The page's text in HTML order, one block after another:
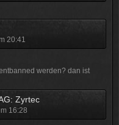
20:41
werden? dan ist
Zyrtec
16:28